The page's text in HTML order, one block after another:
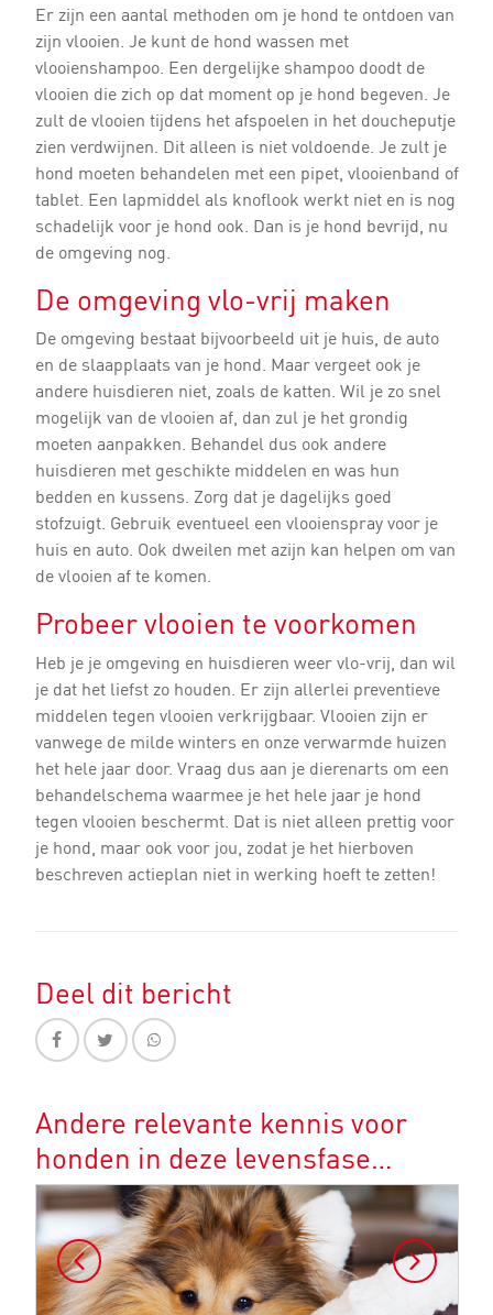
Er zijn een aantal methoden om je hond te ontdoen van
zijn vlooien. Je kunt de hond wassen met
vlooienshampoo. Een dergelijke shampoo doodt de
vlooien die zich op dat moment op je hond begeven. Je
zult de vlooien tijdens het afspoelen in het doucheputje
zien verdwijnen. Dit alleen is niet voldoende. Je zult je
hond moeten behandelen met een pipet, vlooienband of
tablet. Een lapmiddel als knoflook werkt niet en is nog
schadelijk voor je hond ook. Dan is je hond bevrijd, nu
de omgeving nog.
De omgeving vlo-vrij maken
De omgeving bestaat bijvoorbeeld uit je huis, de auto
en de slaapplaats van je hond. Maar vergeet ook je
andere huisdieren niet, zoals de katten. Wil je zo snel
mogelijk van de vlooien af, dan zul je het grondig
moeten aanpakken. Behandel dus ook andere
huisdieren met geschikte middelen en was hun
bedden en kussens. Zorg dat je dagelijks goed
stofzuigt. Gebruik eventueel een vlooienspray voor je
huis en auto. Ook dweilen met azijn kan helpen om van
de vlooien af te komen.
Probeer vlooien te voorkomen
Heb je je omgeving en huisdieren weer vlo-vrij, dan wil
je dat het liefst zo houden. Er zijn allerlei preventieve
middelen tegen vlooien verkrijgbaar. Vlooien zijn er
vanwege de milde winters en onze verwarmde huizen
het hele jaar door. Vraag dus aan je dierenarts om een
behandelschema waarmee je het hele jaar je hond
tegen vlooien beschermt. Dat is niet alleen prettig voor
je hond, maar ook voor jou, zodat je het hierboven
beschreven actieplan niet in werking hoeft te zetten!
Deel dit bericht
Andere relevante kennis voor
honden in deze levensfase…